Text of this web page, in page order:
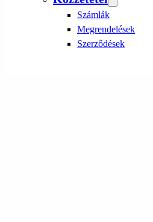
Számlák
Megrendelések
Szerződések